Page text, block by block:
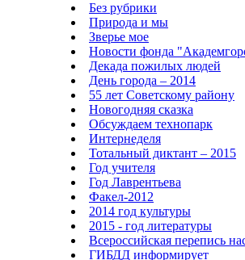
Без рубрики
Природа и мы
Зверье мое
Новости фонда
Декада пожилых людей
День города – 2014
55 лет Советскому району
Новогодняя сказка
Обсуждаем технопарк
Интернеделя
Тотальный диктант – 2015
Год учителя
Год Лаврентьева
Факел-2012
2014 год культуры
2015 - год литературы
Всероссийская перепись
ГИБДД информирует